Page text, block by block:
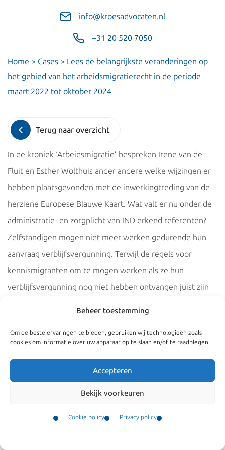
Beheer toestemming
Om de beste ervaringen te bieden, gebruiken wij technologieën zoals
cookies om informatie over uw apparaat op te slaan en/of te raadplegen.
Accepteren
Bekijk voorkeuren
Cookie policy Privacy policy
info@kroesadvocaten.nl
+31 20 520 7050
Home > Cases > Lees de belangrijkste veranderingen op
het gebied van het arbeidsmigratierecht in de periode
maart 2022 tot oktober 2024
Terug naar overzicht
In de kroniek ‘Arbeidsmigratie’ bespreken Irene van de
Fluit en Esther Wolthuis ander andere welke wijzingen er
hebben plaatsgevonden met de inwerkingtreding van de
herziene Europese Blauwe Kaart. Wat valt er nu onder de
administratie- en zorgplicht van IND erkend referenten?
Zelfstandigen mogen niet meer werken gedurende hun
aanvraag verblijfsvergunning. Terwijl de regels voor
kennismigranten om te mogen werken als ze hun
verblijfsvergunning nog niet hebben ontvangen juist zijn
oktober 2024 van A&MR